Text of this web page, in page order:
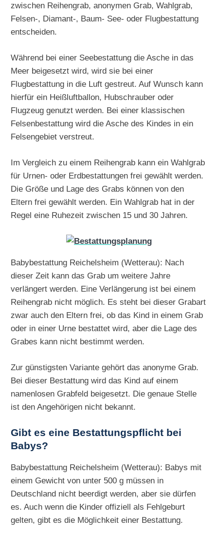
zwischen Reihengrab, anonymen Grab, Wahlgrab,
Felsen-, Diamant-, Baum- See- oder Flugbestattung
entscheiden.
Während bei einer Seebestattung die Asche in das
Meer beigesetzt wird, wird sie bei einer
Flugbestattung in die Luft gestreut. Auf Wunsch kann
hierfür ein Heißluftballon, Hubschrauber oder
Flugzeug genutzt werden. Bei einer klassischen
Felsenbestattung wird die Asche des Kindes in ein
Felsengebiet verstreut.
Im Vergleich zu einem Reihengrab kann ein Wahlgrab
für Urnen- oder Erdbestattungen frei gewählt werden.
Die Größe und Lage des Grabs können von den
Eltern frei gewählt werden. Ein Wahlgrab hat in der
Regel eine Ruhezeit zwischen 15 und 30 Jahren.
Babybestattung Reichelsheim (Wetterau): Nach
dieser Zeit kann das Grab um weitere Jahre
verlängert werden. Eine Verlängerung ist bei einem
Reihengrab nicht möglich. Es steht bei dieser Grabart
zwar auch den Eltern frei, ob das Kind in einem Grab
oder in einer Urne bestattet wird, aber die Lage des
Grabes kann nicht bestimmt werden.
Zur günstigsten Variante gehört das anonyme Grab.
Bei dieser Bestattung wird das Kind auf einem
namenlosen Grabfeld beigesetzt. Die genaue Stelle
ist den Angehörigen nicht bekannt.
Gibt es eine Bestattungspflicht bei
Babys?
Babybestattung Reichelsheim (Wetterau): Babys mit
einem Gewicht von unter 500 g müssen in
Deutschland nicht beerdigt werden, aber sie dürfen
es. Auch wenn die Kinder offiziell als Fehlgeburt
gelten, gibt es die Möglichkeit einer Bestattung.